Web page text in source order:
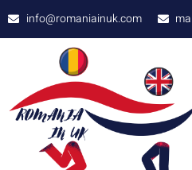
info@romaniainuk.com